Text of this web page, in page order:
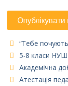
“Тебе
5-8 класи НУШ
Академічна
Атестація